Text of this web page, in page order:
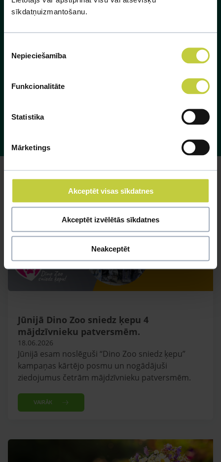
sīkdatņuizmantošanu.
izvēle
Nepieciešamība
Funkcionalitāte
Statistika
Mārketings
Akceptēt visas sīkdatnes
Akceptēt izvēlētās sīkdatnes
Neakceptēt
Jūnijā Dino Zoo sniedz ķepu 4
mājdzīvnieku patversmēm.
18.06.2026
Jūnijā esam noslēguši “Dino Zoo sniedz ķepu”
kampaņas kārtējo posmu un nogādājuši
ziedojumus četrām mājdzīvnieku patversmēm.
VAIRĀK